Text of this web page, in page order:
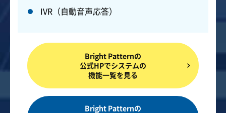
IVR（自動音声応答）
Bright Patternの
公式HPでシステムの
機能一覧を見る
Bright Patternの